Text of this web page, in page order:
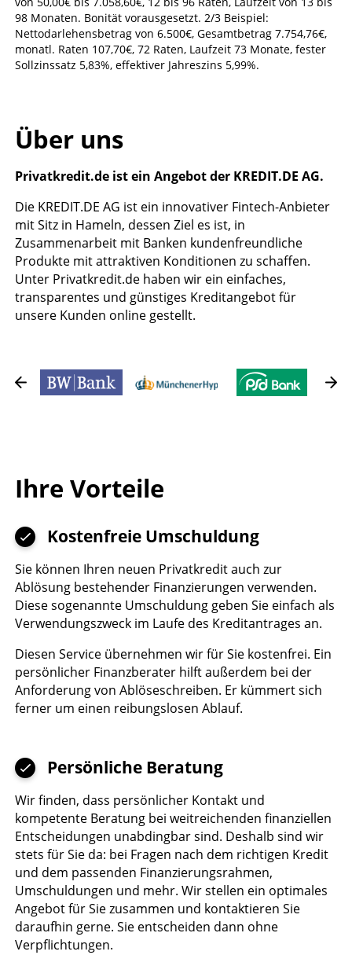
98 Monaten. Bonität vorausgesetzt. 2/3 Beispiel:
Nettodarlehensbetrag von 6.500€, Gesamtbetrag 7.754,76€,
monatl. Raten 107,70€, 72 Raten, Laufzeit 73 Monate, fester
Sollzinssatz 5,83%, effektiver Jahreszins 5,99%.
Über uns
Privatkredit.de ist ein Angebot der KREDIT.DE AG.
Die KREDIT.DE AG ist ein innovativer Fintech-Anbieter
mit Sitz in Hameln, dessen Ziel es ist, in
Zusammenarbeit mit Banken kundenfreundliche
Produkte mit attraktiven Konditionen zu schaffen.
Unter Privatkredit.de haben wir ein einfaches,
transparentes und günstiges Kreditangebot für
unsere Kunden online gestellt.
Ihre Vorteile
Kostenfreie Umschuldung
Sie können Ihren neuen Privatkredit auch zur
Ablösung bestehender Finanzierungen verwenden.
Diese sogenannte Umschuldung geben Sie einfach als
Verwendungszweck im Laufe des Kreditantrages an.
Diesen Service übernehmen wir für Sie kostenfrei. Ein
persönlicher Finanzberater hilft außerdem bei der
Anforderung von Ablöseschreiben. Er kümmert sich
ferner um einen reibungslosen Ablauf.
Persönliche Beratung
Wir finden, dass persönlicher Kontakt und
kompetente Beratung bei weitreichenden finanziellen
Entscheidungen unabdingbar sind. Deshalb sind wir
stets für Sie da: bei Fragen nach dem richtigen Kredit
und dem passenden Finanzierungsrahmen,
Umschuldungen und mehr. Wir stellen ein optimales
Angebot für Sie zusammen und kontaktieren Sie
daraufhin gerne. Sie entscheiden dann ohne
Verpflichtungen.